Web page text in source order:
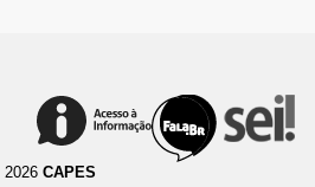
2026 CAPES